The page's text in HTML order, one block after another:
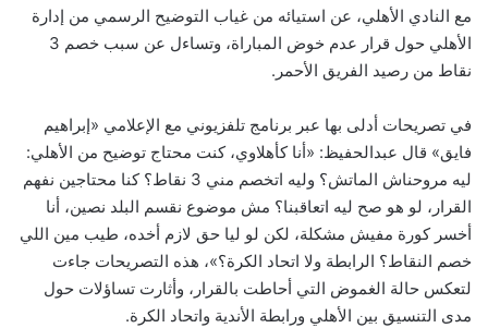
مع النادي الأهلي، عن استيائه من غياب التوضيح الرسمي من إدارة
الأهلي حول قرار عدم خوض المباراة، وتساءل عن سبب خصم 3
نقاط من رصيد الفريق الأحمر.
في تصريحات أدلى بها عبر برنامج تلفزيوني مع الإعلامي «إبراهيم
فايق» قال عبدالحفيظ: «أنا كأهلاوي، كنت محتاج توضيح من الأهلي:
ليه مروحناش الماتش؟ وليه اتخصم مني 3 نقاط؟ كنا محتاجين نفهم
القرار، لو هو صح ليه اتعاقبنا؟ مش موضوع نقسم البلد نصين، أنا
أخسر كورة مفيش مشكلة، لكن لو ليا حق لازم أخده، طيب مين اللي
خصم النقاط؟ الرابطة ولا اتحاد الكرة؟»، هذه التصريحات جاءت
لتعكس حالة الغموض التي أحاطت بالقرار، وأثارت تساؤلات حول
مدى التنسيق بين الأهلي ورابطة الأندية واتحاد الكرة.